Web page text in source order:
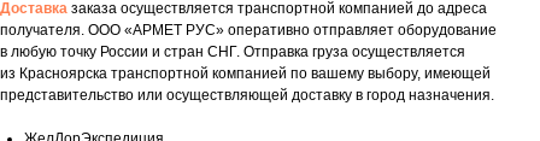
Доставка заказа осуществляется транспортной компанией до адреса
получателя. ООО «АРМЕТ РУС» оперативно отправляет оборудование
в любую точку России и стран СНГ. Отправка груза осуществляется
из Красноярска транспортной компанией по вашему выбору, имеющей
представительство или осуществляющей доставку в город назначения.